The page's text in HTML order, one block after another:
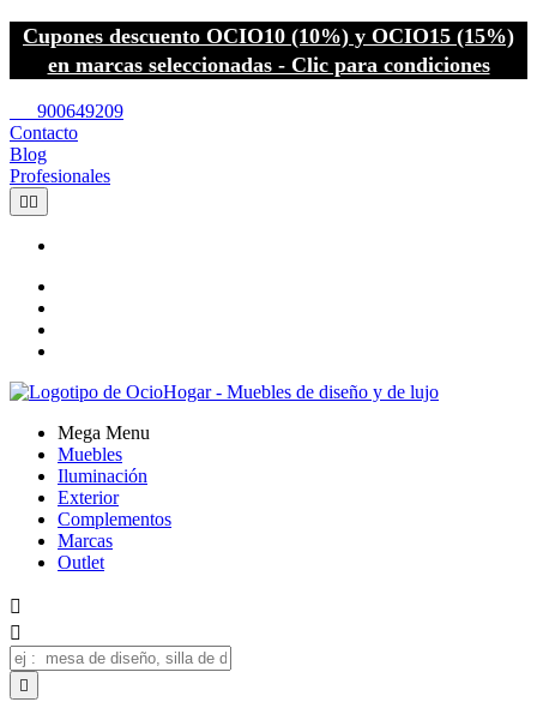
Cupones descuento OCIO10 (10%) y OCIO15 (15%)
en marcas seleccionadas - Clic para condiciones
900649209
Contacto
Blog
Profesionales
 
Mega Menu
Muebles
Iluminación
Exterior
Complementos
Marcas
Outlet


